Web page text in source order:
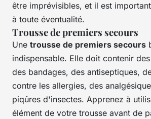
être imprévisibles, et il est
à toute éventualité.
Trousse de premiers secours
Une trousse de premiers secours
indispensable. Elle doit contenir
des bandages, des antiseptiques,
contre les allergies, des
piqûres d'insectes. Apprenez à
élément de votre trousse avant de